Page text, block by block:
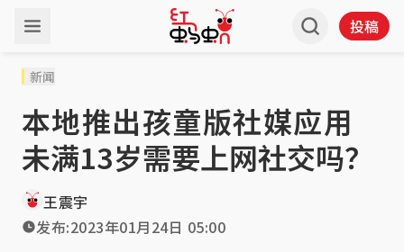
投稿
新闻
本地推出孩童版社媒应用
未满13岁需要上网社交吗？
王震宇
发布:2023年01月24日 05:00